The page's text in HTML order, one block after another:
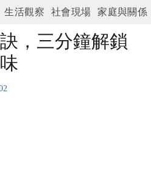
生活觀察 社會現場 家庭與關係
實 城市與日常
，三分鐘解鎖